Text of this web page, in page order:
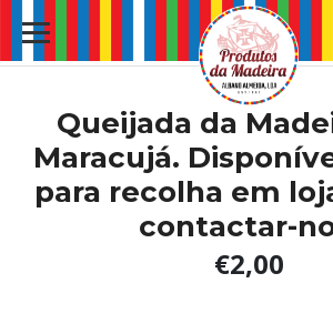
Queijada da
Maracujá.
para recolha em
contactar-
€2,00